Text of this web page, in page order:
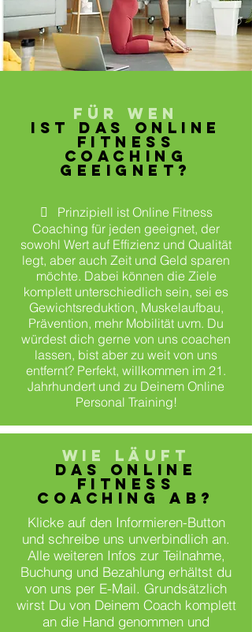
FÜR WEN
IST DAS ONLINE
FITNESS
COACHING
GEEIGNET?
 Prinzipiell ist Online Fitness
Coaching für jeden geeignet, der
sowohl Wert auf Effizienz und Qualität
legt, aber auch Zeit und Geld sparen
möchte. Dabei können die Ziele
komplett unterschiedlich sein, sei es
Gewichtsreduktion, Muskelaufbau,
Prävention, mehr Mobilität uvm. Du
würdest dich gerne von uns coachen
lassen, bist aber zu weit von uns
entfernt? Perfekt, willkommen im 21.
Jahrhundert und zu Deinem Online
Personal Training!
WIE LÄUFT
DAS ONLINE
FITNESS
COACHING AB?
Klicke auf den Informieren-Button
und schreibe uns unverbindlich an.
Alle weiteren Infos zur Teilnahme,
Buchung und Bezahlung erhältst du
von uns per E-Mail. Grundsätzlich
wirst Du von Deinem Coach komplett
an die Hand genommen und